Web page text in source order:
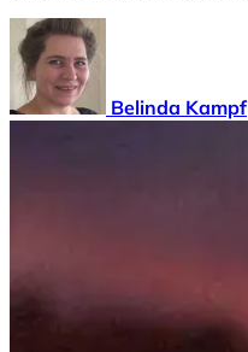
Belinda Kampf